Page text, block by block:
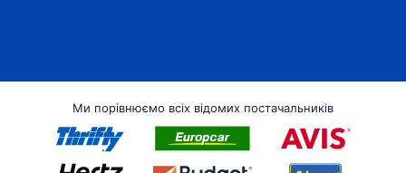
Ми порівнюємо всіх відомих постачальників